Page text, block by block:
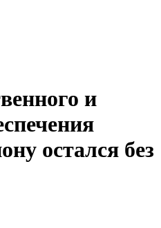
и
остался без